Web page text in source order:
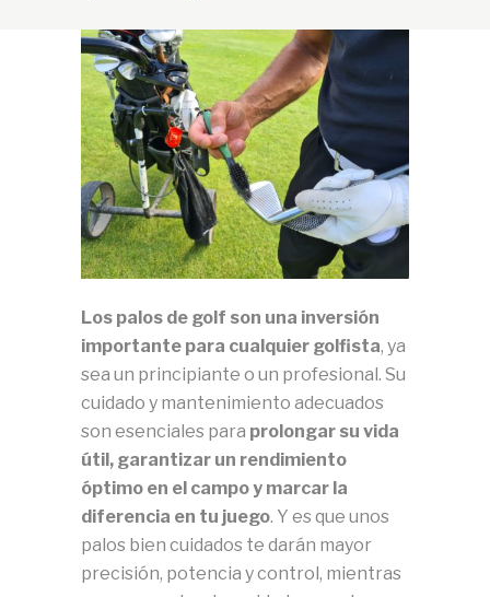
Los palos de golf son una inversión
importante para cualquier golfista, ya
sea un principiante o un profesional. Su
cuidado y mantenimiento adecuados
son esenciales para prolongar su vida
útil, garantizar un rendimiento
óptimo en el campo y marcar la
diferencia en tu juego. Y es que unos
palos bien cuidados te darán mayor
precisión, potencia y control, mientras